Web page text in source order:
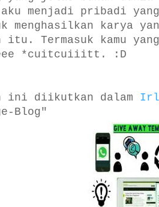
aku menjadi pribadi
menghasilkan karya
itu. Termasuk kamu
*cuitcuiiitt. :D
ini diikutkan dalam
Blog"